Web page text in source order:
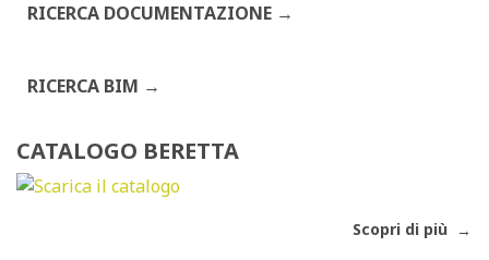
RICERCA DOCUMENTAZIONE
RICERCA BIM
CATALOGO BERETTA
Scopri di più